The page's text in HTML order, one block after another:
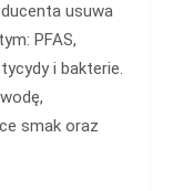
usuwa
PFAS,
i bakterie.
smak oraz